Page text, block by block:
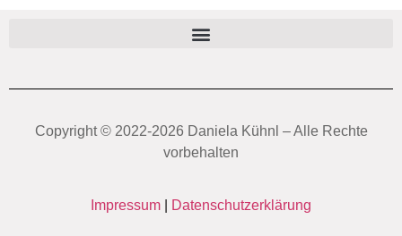
Copyright ©️ 2022-2026 Daniela Kühnl – Alle Rechte
vorbehalten
Impressum Datenschutzerklärung